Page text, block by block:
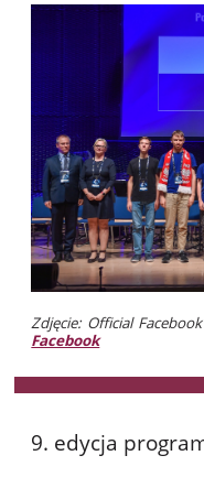
Zdjęcie: Official
Facebook
9. edycja